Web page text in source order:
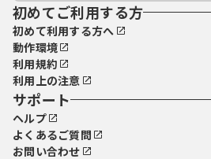
初めてご利用する方
初めて利用する方へ
動作環境
利用規約
利用上の注意
サポート
ヘルプ
よくあるご質問
お問い合わせ